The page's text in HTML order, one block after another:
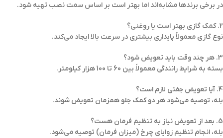
در برخی برندها مشابه‌اند اما بهتر است بر اساس سمت نصب تهیه شود.
2. کمک گازی بهتر است یا روغنی؟
نوع گازی معمولاً پایداری بیشتری در سرعت بالا ایجاد می‌کند.
3. هر چند وقت باید تعویض شود؟
بسته به شرایط رانندگی معمولاً بین 60 تا 100 هزار کیلومتر.
4. آیا تعویض جفتی لازم است؟
بله، توصیه می‌شود هر دو کمک جلو همزمان تعویض شوند.
5. بعد از تعویض نیاز به تنظیم فرمان هست؟
بله، انجام تنظیم زوایای چرخ (میزان فرمان) توصیه می‌شود.